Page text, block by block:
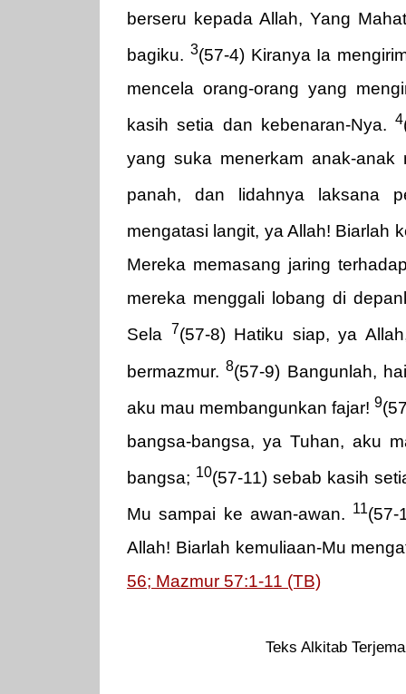
berseru kepada Allah, Yang
bagiku. 3(57-4) Kiranya Ia
mencela orang-orang yang
kasih setia dan kebenaran-Nya.4
yang suka menerkam anak-
panah, dan lidahnya laksana
mengatasi langit, ya Allah! Biarlah
Mereka memasang jaring
mereka menggali lobang di
Sela 7(57-8) Hatiku siap, ya
bermazmur.8(57-9) Bangunlah,
aku mau membangunkan fajar! 9
bangsa-bangsa, ya Tuhan, aku
bangsa; 10(57-11) sebab kasih
Mu sampai ke awan-awan. 11(57-
Allah! Biarlah kemuliaan-Mu
56; Mazmur 57:1-11 (TB)
Teks Alkitab